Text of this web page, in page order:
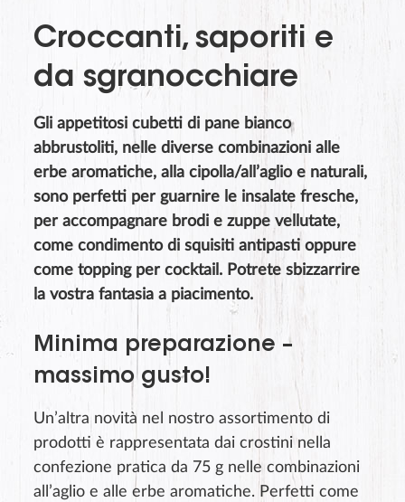
Croccanti, saporiti e
da sgranocchiare
Gli appetitosi cubetti di pane bianco
abbrustoliti, nelle diverse combinazioni alle
erbe aromatiche, alla cipolla/all’aglio e naturali,
sono perfetti per guarnire le insalate fresche,
per accompagnare brodi e zuppe vellutate,
come condimento di squisiti antipasti oppure
come topping per cocktail. Potrete sbizzarrire
la vostra fantasia a piacimento.
Minima preparazione –
massimo gusto!
Un’altra novità nel nostro assortimento di
prodotti è rappresentata dai crostini nella
confezione pratica da 75 g nelle combinazioni
all’aglio e alle erbe aromatiche. Perfetti come